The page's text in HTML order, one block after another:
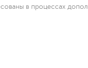
в процессах